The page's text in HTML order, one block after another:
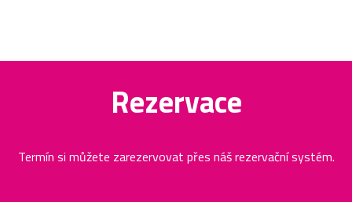
Rezervace
Termín si můžete zarezervovat přes náš rezervační systém.